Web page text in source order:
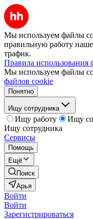
Мы используем файлы
правильную работу
трафик.
Правила использования
Мы используем файлы
файлов cookie
Понятно
Ищу сотрудника
Ищу работу
Ищу
Ищу сотрудника
Сервисы
Помощь
Ещё
Поиск
Арья
Войти
Войти
Зарегистрироваться